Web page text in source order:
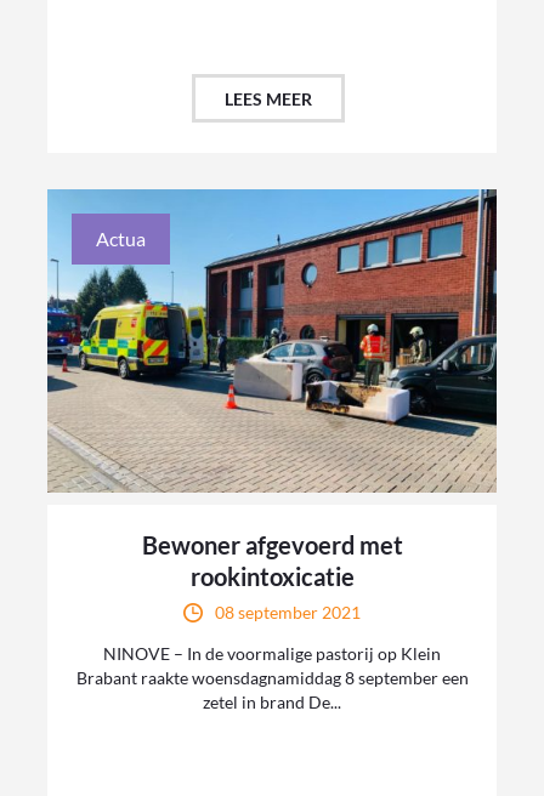
LEES MEER
Actua
Bewoner afgevoerd met
rookintoxicatie
08 september 2021
NINOVE – In de voormalige pastorij op Klein
Brabant raakte woensdagnamiddag 8 september een
zetel in brand De...